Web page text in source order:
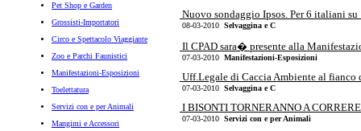
Pet Shop e Garden
Grossisti-Importatori
Circo e Spettacolo Viaggiante
Zoo e Parchi Faunistici
Manifestazioni-Esposizioni
Toelettatura
Servizi con e per Animali
Mangimi e Accessori
Nuovo sondaggio Ipsos. Per 6 italiani
08-03-2010 Selvaggina e C
Il CPAD sara� presente alla
07-03-2010 Manifestazioni-Esposizioni
Uff.Legale di Caccia Ambiente al fianco
07-03-2010 Selvaggina e C
I BISONTI TORNERANNO A
07-03-2010 Servizi con e per Animali